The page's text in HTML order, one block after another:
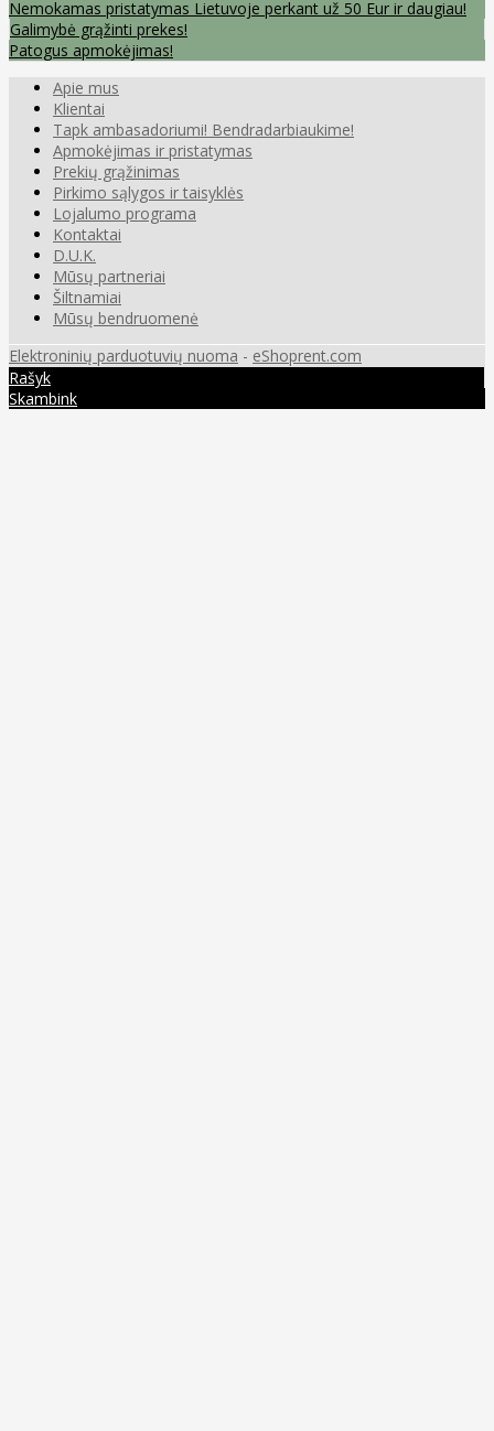
Nemokamas pristatymas Lietuvoje perkant už 50 Eur ir daugiau!
Galimybė grąžinti prekes!
Patogus apmokėjimas!
Apie mus
Klientai
Tapk ambasadoriumi! Bendradarbiaukime!
Apmokėjimas ir pristatymas
Prekių grąžinimas
Pirkimo sąlygos ir taisyklės
Lojalumo programa
Kontaktai
D.U.K.
Mūsų partneriai
Šiltnamiai
Mūsų bendruomenė
Elektroninių parduotuvių nuoma - eShoprent.com
Rašyk
Skambink